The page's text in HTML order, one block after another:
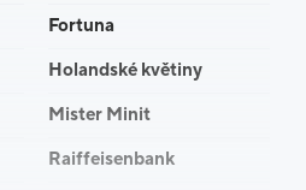
dovolené poradit od týmu
se na Vás!
Fortuna
Holandské květiny
Mister Minit
Raiffeisenbank